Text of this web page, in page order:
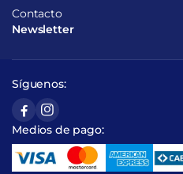
Contacto
Newsletter
Síguenos:
Medios de pago: